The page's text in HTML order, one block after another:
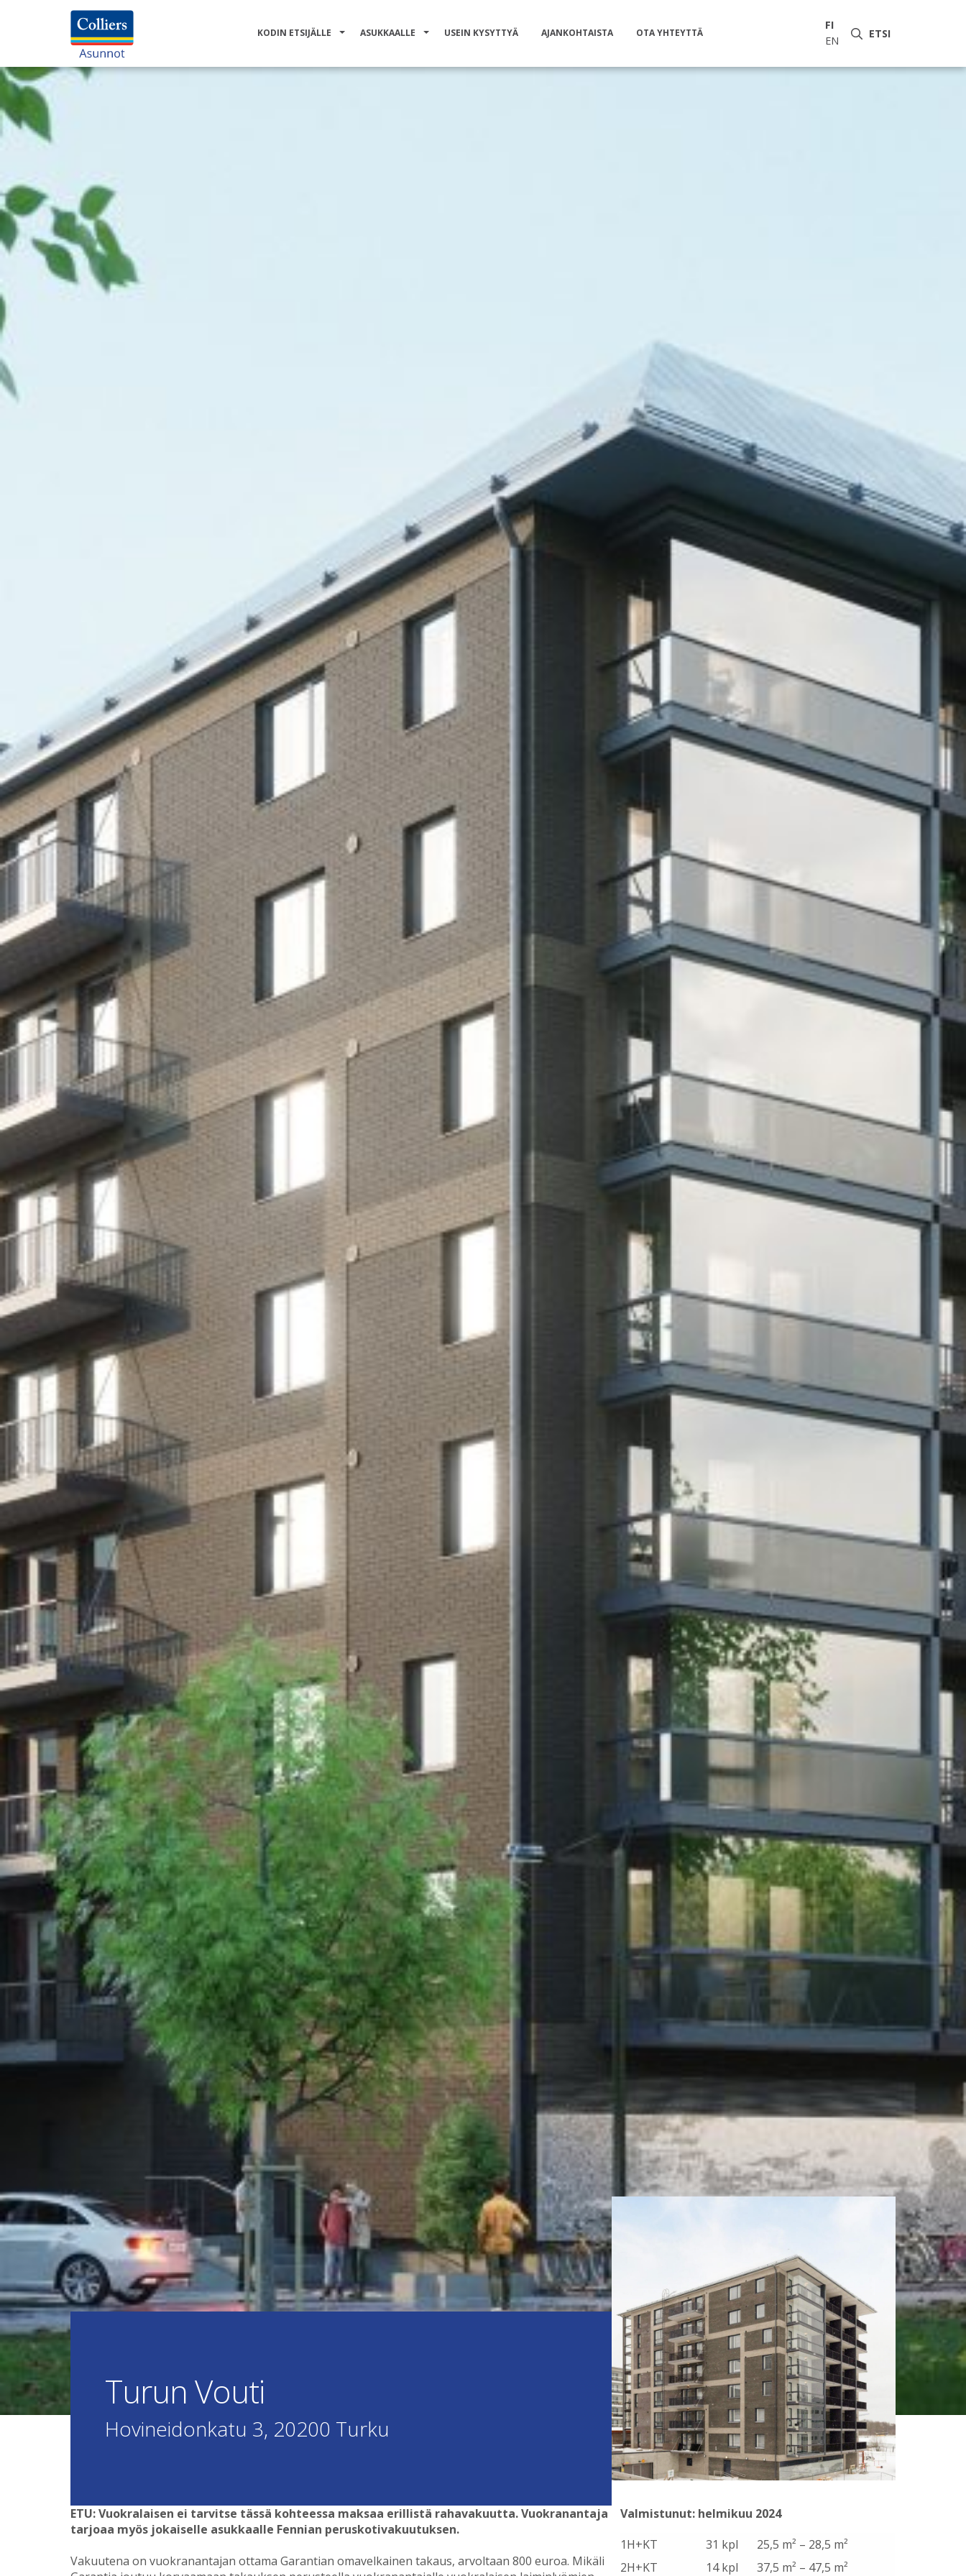
KODIN ETSIJÄLLE ASUKKAALLE USEIN KYSYTTYÄ AJANKOHTAISTA OTA YHTEYTTÄ
FI
EN
ETSI
Turun Vouti
Hovineidonkatu 3, 20200 Turku
ETU: Vuokralaisen ei tarvitse tässä kohteessa maksaa erillistä rahavakuutta. Vuokranantaja
tarjoaa myös jokaiselle asukkaalle Fennian peruskotivakuutuksen.
Vakuutena on vuokranantajan ottama Garantian omavelkainen takaus, arvoltaan 800 euroa. Mikäli
Valmistunut: helmikuu 2024
1H+KT
31 kpl
25,5 m² – 28,5 m²
2H+KT
14 kpl 37,5 m² – 47,5 m²